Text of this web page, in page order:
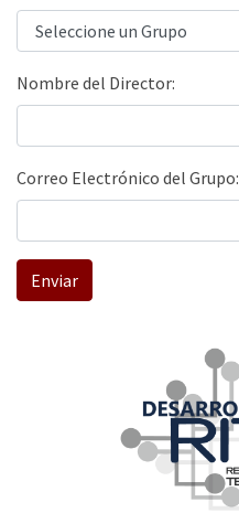
Nombre del Director:
Correo Electrónico del Grupo:
Enviar